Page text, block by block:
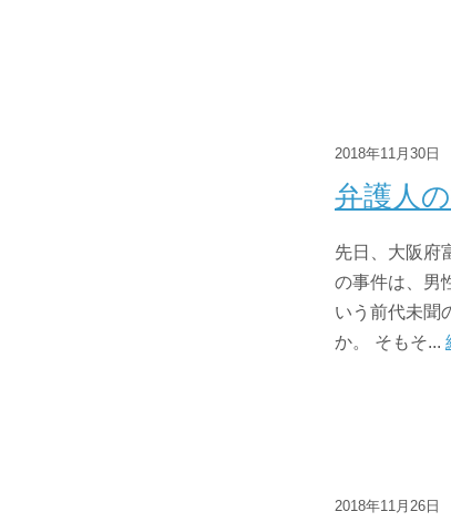
2018年11月30日
弁護人
先日、大阪府
の事件は、男
いう前代未聞
か。 そもそ...
2018年11月26日